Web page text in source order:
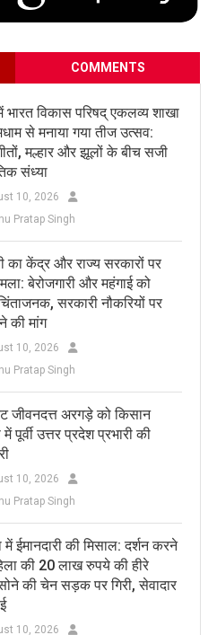
COMMENTS
भारत विकास परिषद् एकलव्य शाखा
से मनाया गया तीज उत्सव:
मल्हार और झूलों के बीच सजी
संध्या
10, 2026
Pratap Singh
का केंद्र और राज्य सरकारों पर
बेरोजगारी और महंगाई को
सरकारी नौकरियों पर
की मांग
10, 2026
Pratap Singh
जीवनदत्त अरगड़े को किसान
पूर्वी उत्तर प्रदेश प्रभारी की
10, 2026
Pratap Singh
में ईमानदारी की मिसाल: दर्शन करने
की 20 लाख रुपये की हीरे
की चेन सड़क पर गिरी, सेवादार
10, 2026